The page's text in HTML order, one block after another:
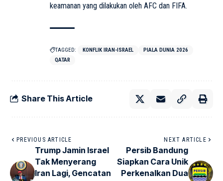
keamanan yang dilakukan oleh AFC dan FIFA.
TAGGED: KONFLIK IRAN-ISRAEL
PIALA DUNIA 2026
QATAR
Share This Article
PREVIOUS ARTICLE
Trump Jamin Israel
Tak Menyerang
Iran Lagi, Gencatan
NEXT ARTICLE
Persib Bandung
Siapkan Cara Unik
Perkenalkan Dua